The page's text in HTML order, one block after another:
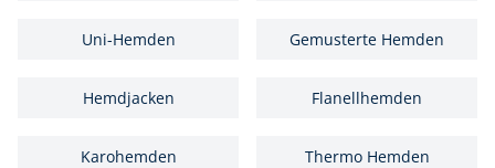
Uni-Hemden Gemusterte Hemden
Hemdjacken Flanellhemden
Karohemden Thermo Hemden